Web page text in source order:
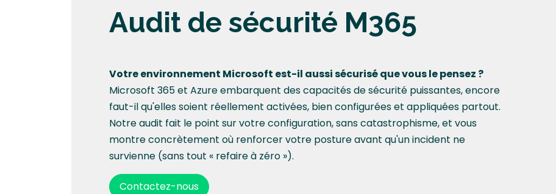
Audit de sécurité M365
Votre environnement Microsoft est-il aussi sécurisé que vous le pensez ?
Microsoft 365 et Azure embarquent des capacités de sécurité puissantes, encore
faut-il qu'elles soient réellement activées, bien configurées et appliquées partout.
Notre audit fait le point sur votre configuration, sans catastrophisme, et vous
montre concrètement où renforcer votre posture avant qu'un incident ne
survienne (sans tout « refaire à zéro »).
Contactez-nous